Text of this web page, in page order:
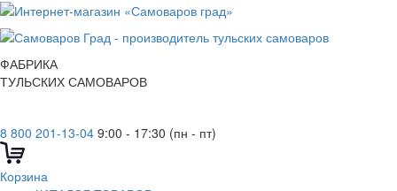
ФАБРИКА
ТУЛЬСКИХ САМОВАРОВ
8 800 201-13-04 9:00 - 17:30 (пн - пт)
Корзина